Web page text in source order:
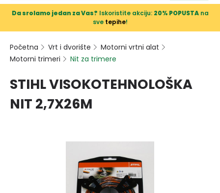
Da srolamo jedan za Vas? Iskoristite akciju: 20% POPUSTAna
sve tepihe!
Početna Vrt i dvorište
Motorni vrtni alat
Motorni trimeri
Nit za trimere
STIHL VISOKOTEHNOLOŠKA
NIT 2,7X26M